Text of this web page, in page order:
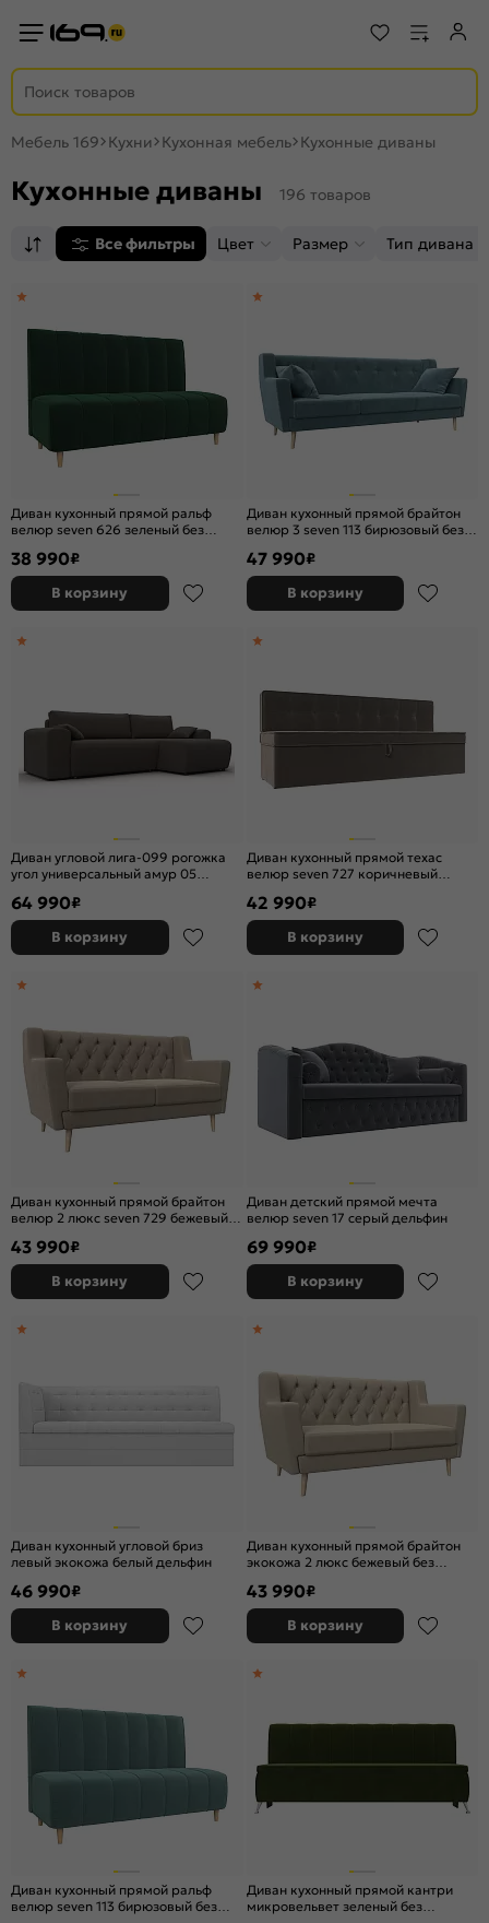
Мебель 169 Кухни Кухонная мебель Кухонные диваны
Кухонные диваны 196 товаров
Все фильтры Цвет Размер Тип дивана
Диван кухонный прямой ральф
велюр seven 626 зеленый без
38 990₽
В корзину
Диван кухонный прямой брайтон
велюр 3 seven 113 бирюзовый без
47 990₽
В корзину
Диван угловой лига-099 рогожка
угол универсальный амур 05
64 990₽
В корзину
Диван кухонный прямой техас
велюр seven 727 коричневый
42 990₽
В корзину
Диван кухонный прямой брайтон
велюр 2 люкс seven 729 бежевый
43 990₽
В корзину
Диван детский прямой мечта
велюр seven 17 серый дельфин
69 990₽
В корзину
Диван кухонный угловой бриз
левый экокожа белый дельфин
46 990₽
В корзину
Диван кухонный прямой брайтон
экокожа 2 люкс бежевый без
43 990₽
В корзину
Диван кухонный прямой ральф
велюр seven 113 бирюзовый без
Диван кухонный прямой кантри
микровельвет зеленый без